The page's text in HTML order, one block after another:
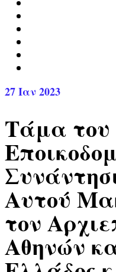
27Ιαν 2023
Τάμα του
Αυτού
τον
Αθηνών